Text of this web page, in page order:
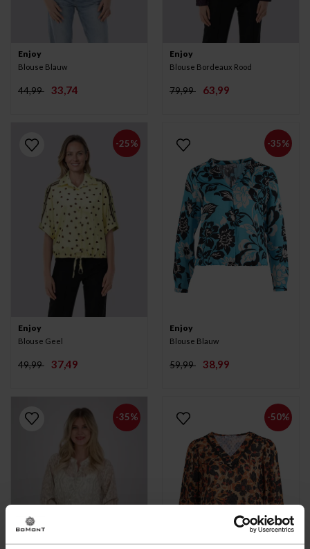
Enjoy
Blouse Blauw
44,99 33,74
Enjoy
Blouse Bordeaux Rood
79,99 63,99
-25%
Enjoy
Blouse Geel
49,99 37,49
-35%
Enjoy
Blouse Blauw
59,99 38,99
-35% -50%